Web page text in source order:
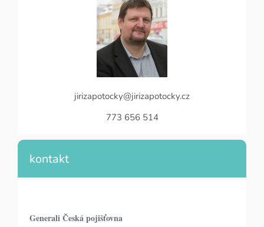
jirizapotocky@jirizapotocky.cz
773 656 514
kontakt
Generali Česká pojišťovna